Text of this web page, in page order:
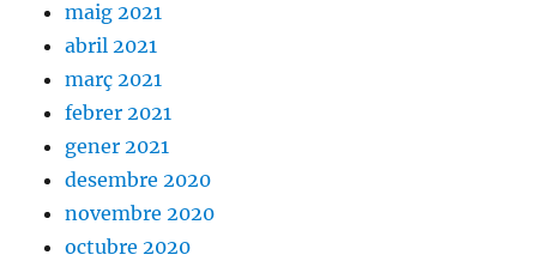
maig 2021
abril 2021
març 2021
febrer 2021
gener 2021
desembre 2020
novembre 2020
octubre 2020